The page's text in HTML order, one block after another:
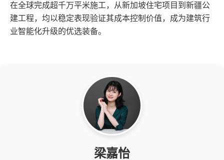
在全球完成超千万平米施工，从新加坡住宅项目到新疆公
建工程，均以稳定表现验证其成本控制价值，成为建筑行
业智能化升级的优选装备。
梁嘉怡